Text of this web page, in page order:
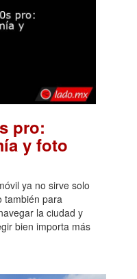
pro:
y foto
ya no sirve solo
también para
la ciudad y
bien importa más